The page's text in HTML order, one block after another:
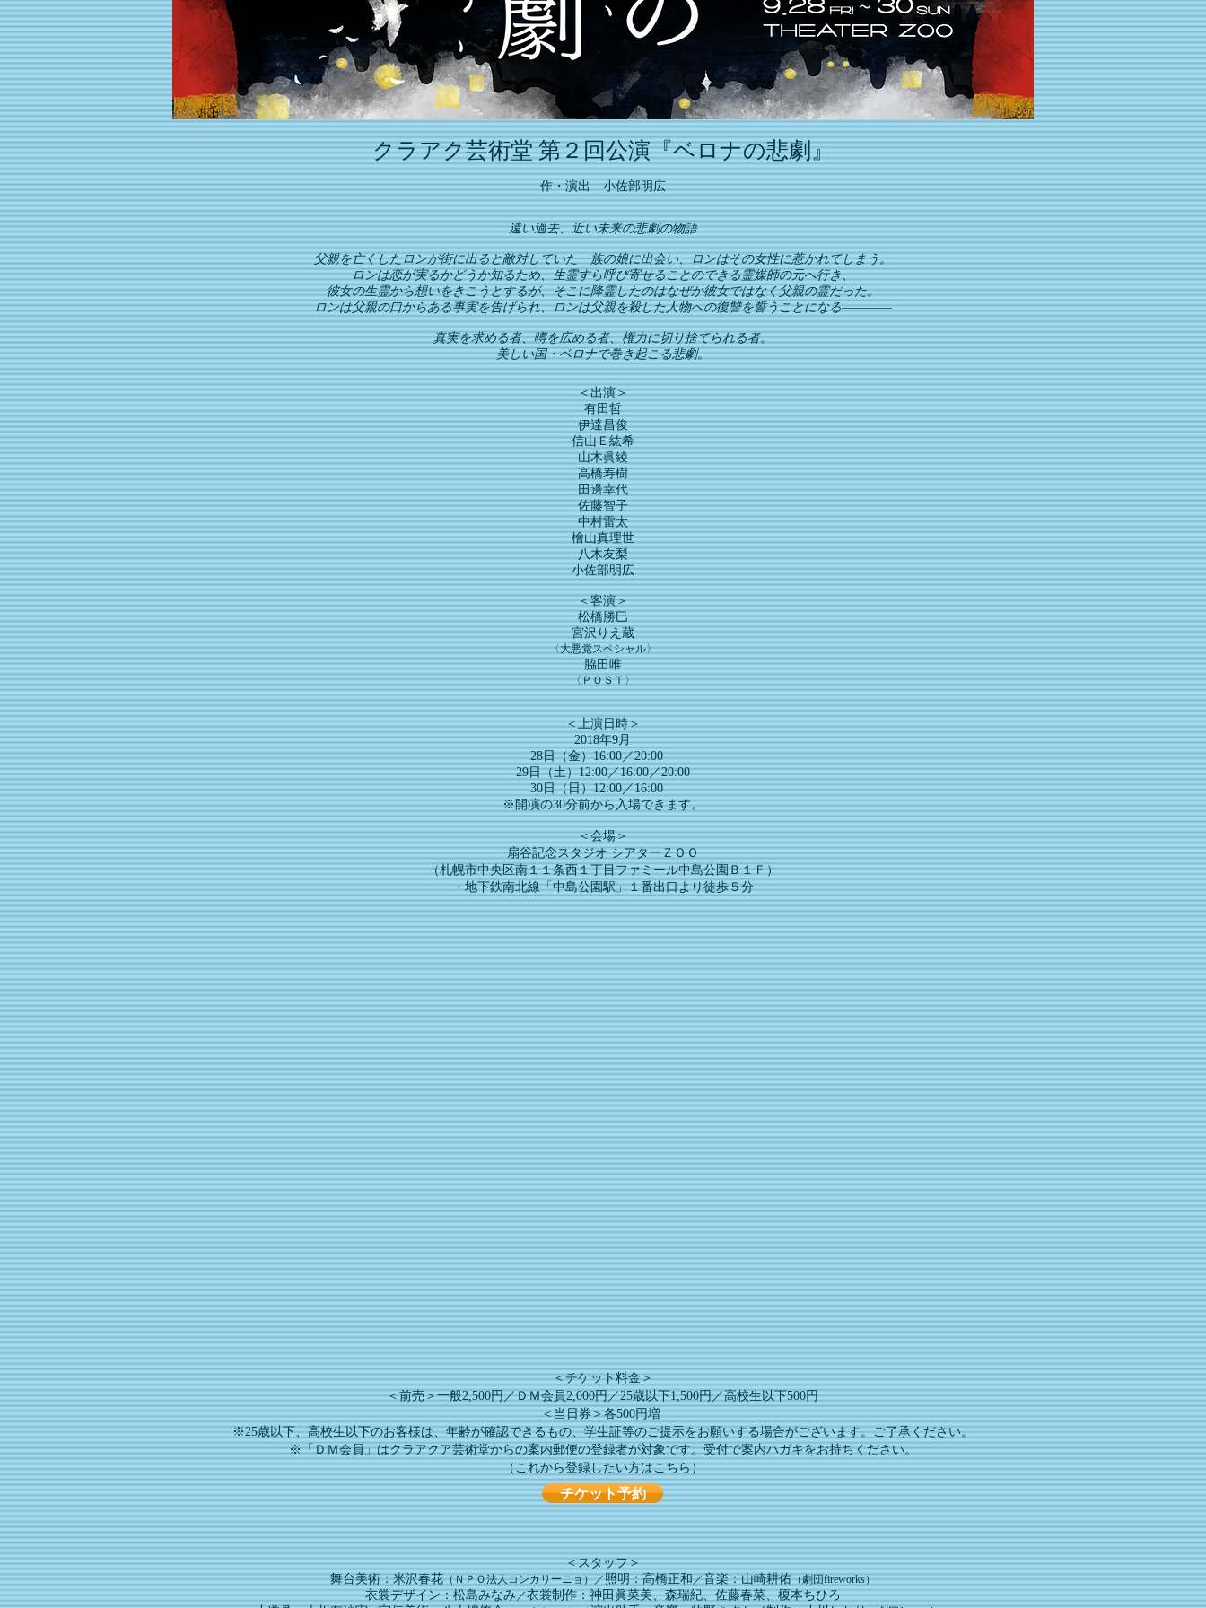
クラアク芸術堂 第２回公演『ベロナの悲劇』
作・演出 小佐部明広
遠い過去、近い未来の悲劇の物語
父親を亡くしたロンが街に出ると敵対していた一族の娘に出会い、ロンはその女性に惹かれてしまう。
ロンは恋が実るかどうか知るため、生霊すら呼び寄せることのできる霊媒師の元へ行き、
彼女の生霊から想いをきこうとするが、そこに降霊したのはなぜか彼女ではなく父親の霊だった。
ロンは父親の口からある事実を告げられ、ロンは父親を殺した人物への復讐を誓うことになる――――
真実を求める者、噂を広める者、権力に切り捨てられる者。
美しい国・ベロナで巻き起こる悲劇。
＜出演＞
有田哲
伊達昌俊
信山Ｅ紘希
山木眞綾
高橋寿樹
田邊幸代
佐藤智子
中村雷太
檜山真理世
八木友梨
小佐部明広
＜客演＞
松橋勝巳
宮沢りえ蔵
〈大悪党スペシャル〉
脇田唯
〈ＰＯＳＴ〉
＜上演日時＞
2018年9月
28日（金）16:00／20:00
29日（土）12:00／16:00／20:00
30日（日）12:00／16:00
※開演の30分前から入場できます。
​＜会場＞
扇谷記念スタジオ シアターＺＯＯ
（札幌市中央区南１１条西１丁目ファミール中島公園Ｂ１Ｆ）
・地下鉄南北線「中島公園駅」１番出口より徒歩５分
＜チケット料金＞
＜前売＞一般2,500円／ＤＭ会員2,000円／25歳以下1,500円／高校生以下500円
＜当日券＞各500円増
※25歳以下、高校生以下のお客様は、年齢が確認できるもの、学生証等のご提示をお願いする場合がございます。ご了承ください。
※「ＤＭ会員」はクラアクア芸術堂からの案内郵便の登録者が対象です。受付で案内ハガキをお持ちください。
​（これから登録したい方はこちら）
チケット予約
​＜スタッフ＞
舞台美術：米沢春花（ＮＰＯ法人コンカリーニョ）／照明：高橋正和／音楽：山崎耕佑（劇団fireworks）
衣裳デザイン：松島みなみ／衣裳制作：神田眞菜美、森瑞紀、佐藤春菜、榎本ちひろ